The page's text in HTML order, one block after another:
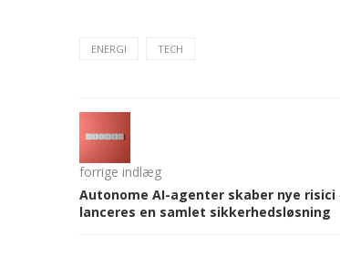
ENERGI TECH
forrige indlæg
Autonome AI-agenter skaber nye risici
lanceres en samlet sikkerhedsløsning